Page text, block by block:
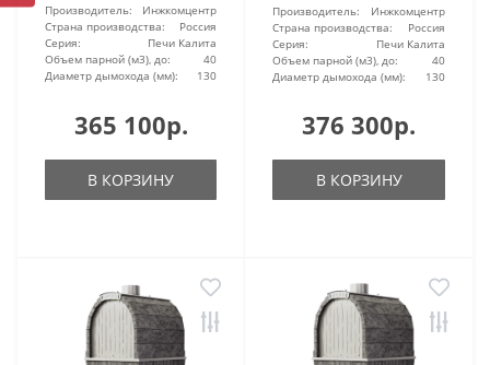
Производитель:
Инжкомцентр
Страна производства:
Россия
Серия:
Печи Калита
Объем парной (м3), до:
40
Диаметр дымохода (мм):
130
365 100р.
В КОРЗИНУ
Производитель:
Инжкомцентр
Страна производства:
Россия
Серия:
Печи Калита
Объем парной (м3), до:
40
Диаметр дымохода (мм):
130
376 300р.
В КОРЗИНУ